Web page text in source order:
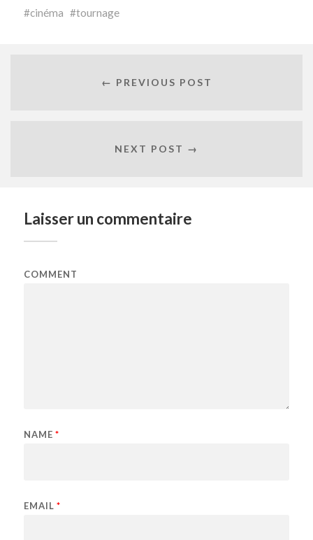
cinéma
tournage
← PREVIOUS POST
NEXT POST →
Laisser un commentaire
COMMENT
NAME *
EMAIL *